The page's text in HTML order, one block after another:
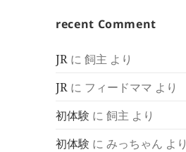
recent Comment
JR に飼主 より
JR に フィードママ より
初体験 に飼主 より
初体験 にみっちゃん より